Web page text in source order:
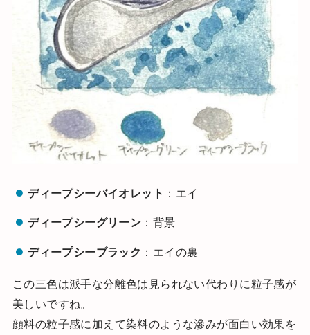
ディープシーバイオレット ：エイ
ディープシーグリーン ：背景
ディープシーブラック ：エイの裏
この三色は派手な分離色は見られない代わりに粒子感が
美しいですね。
顔料の粒子感に加えて染料のような滲みが面白い効果を